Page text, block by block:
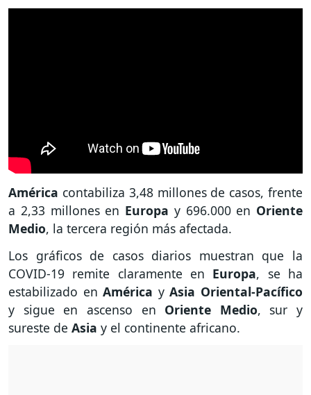
América contabiliza 3,48 millones de casos, frente
a 2,33 millones en Europa y 696.000 en Oriente
Medio, la tercera región más afectada.
Los gráficos de casos diarios muestran que la
COVID-19 remite claramente en Europa, se ha
estabilizado enAmérica yAsia Oriental-Pacífico
y sigue en ascenso en Oriente Medio, sur y
sureste de Asia y el continente africano.